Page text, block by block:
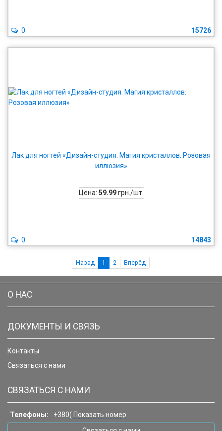
15726
0
Лак для ногтей «Дизайн-студия. Магия кристаллов. Розовая
иллюзия»
Цена: 59.99грн./шт.
14843
0
Назад 1 2 Вперёд
О НАС
ДОКУМЕНТЫ И СВЯЗЬ
Контакты
Связаться с нами
СВЯЗАТЬСЯ С НАМИ
Телефоны: +380( Показать номер